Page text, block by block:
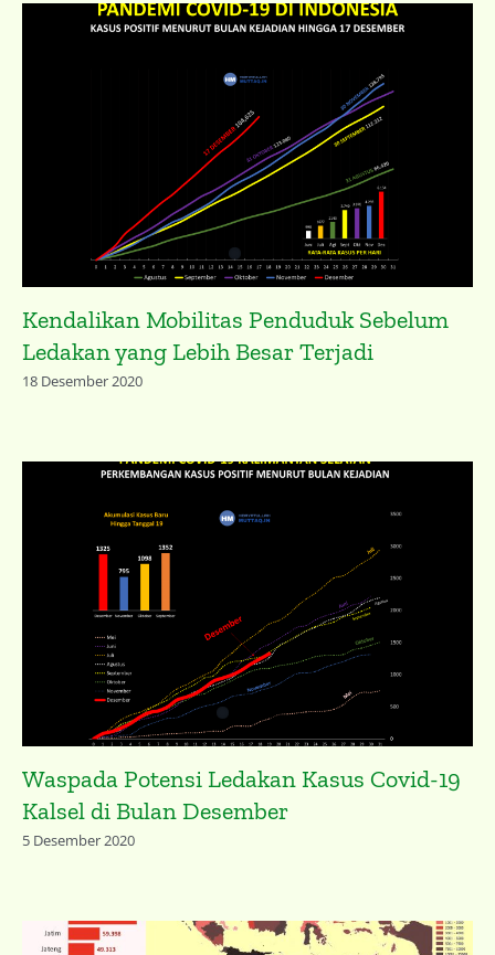
Kendalikan Mobilitas Penduduk Sebelum
Ledakan yang Lebih Besar Terjadi
18 Desember 2020
Waspada Potensi Ledakan Kasus Covid-19
Kalsel di Bulan Desember
5 Desember 2020